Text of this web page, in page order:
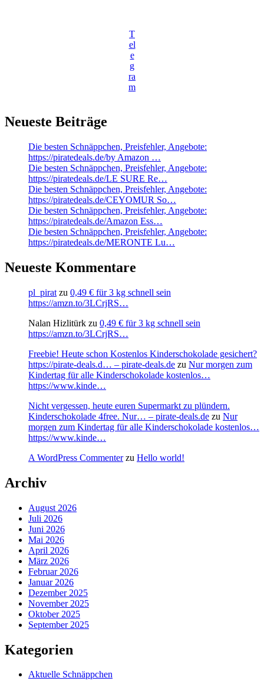
T
el
e
g
ra
m
Neueste Beiträge
Die besten Schnäppchen, Preisfehler, Angebote:
https://piratedeals.de/by Amazon …
Die besten Schnäppchen, Preisfehler, Angebote:
https://piratedeals.de/LE SURE Re…
Die besten Schnäppchen, Preisfehler, Angebote:
https://piratedeals.de/CEYOMUR So…
Die besten Schnäppchen, Preisfehler, Angebote:
https://piratedeals.de/Amazon Ess…
Die besten Schnäppchen, Preisfehler, Angebote:
https://piratedeals.de/MERONTE Lu…
Neueste Kommentare
pl_pirat zu 0,49 € für 3 kg schnell sein
https://amzn.to/3LCrjRS…
Nalan Hizlitürk zu 0,49 € für 3 kg schnell sein
https://amzn.to/3LCrjRS…
Freebie! Heute schon Kostenlos Kinderschokolade gesichert?
https://pirate-deals.d… – pirate-deals.de zu Nur morgen zum
Kindertag für alle Kinderschokolade kostenlos…
https://www.kinde…
Nicht vergessen, heute euren Supermarkt zu plündern.
Kinderschokolade 4free. Nur… – pirate-deals.de zu Nur
morgen zum Kindertag für alle Kinderschokolade kostenlos…
https://www.kinde…
A WordPress Commenterzu Hello world!
Archiv
August 2026
Juli 2026
Juni 2026
Mai 2026
April 2026
März 2026
Februar 2026
Januar 2026
Dezember 2025
November 2025
Oktober 2025
September 2025
Kategorien
Aktuelle Schnäppchen